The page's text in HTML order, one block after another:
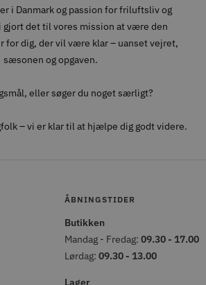
i Danmark og passion for friluftsliv og
gjort det til vores mission at være den
for dig, der vil være klar – uanset vejret,
sæsonen og opgaven.
eller søger du noget særligt?
– vi er klar til at hjælpe dig godt videre.
ÅBNINGSTIDER
Butikken
Mandag - Fredag: 09.30 - 17.00
Lørdag: 09.30 - 13.00
Lager